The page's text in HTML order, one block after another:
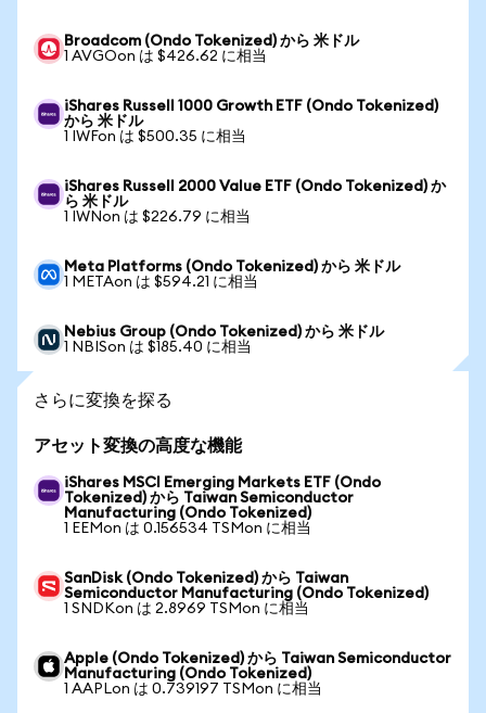
Broadcom (Ondo Tokenized) から 米ドル
1 AVGOon は $426.62 に相当
iShares Russell 1000 Growth ETF (Ondo Tokenized)
から 米ドル
1 IWFon は $500.35 に相当
iShares Russell 2000 Value ETF (Ondo Tokenized) か
ら 米ドル
1 IWNon は $226.79 に相当
Meta Platforms (Ondo Tokenized) から 米ドル
1 METAon は $594.21 に相当
Nebius Group (Ondo Tokenized) から 米ドル
1 NBISon は $185.40 に相当
さらに変換を探る
アセット変換の高度な機能
iShares MSCI Emerging Markets ETF (Ondo
Tokenized) から Taiwan Semiconductor
Manufacturing (Ondo Tokenized)
1 EEMon は 0.156534 TSMon に相当
SanDisk (Ondo Tokenized) から Taiwan
Semiconductor Manufacturing (Ondo Tokenized)
1 SNDKon は 2.8969 TSMon に相当
Apple (Ondo Tokenized) から Taiwan Semiconductor
Manufacturing (Ondo Tokenized)
1 AAPLon は 0.739197 TSMon に相当